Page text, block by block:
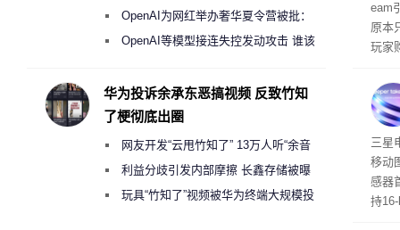
eam
原本
玩家
入
传
三星
移动
感器
持
《人工智能法案》全新执法权限审查
OpenAI为网红举办奢华夏令营被批：
2000美元一晚 遭讽“反乌托邦”
OpenAI等模型接连失控发动攻击 谁该
华为投诉余承东恶搞视频 反致竹知
了梗彻底出圈
网友开发“云甩竹知了” 13万人听“余音
绕梁”利益分歧引发内部摩擦 长鑫存储被曝
曾将华为驻场工程师驱逐出研发基地
玩具“竹知了”视频被华为终端大规模投